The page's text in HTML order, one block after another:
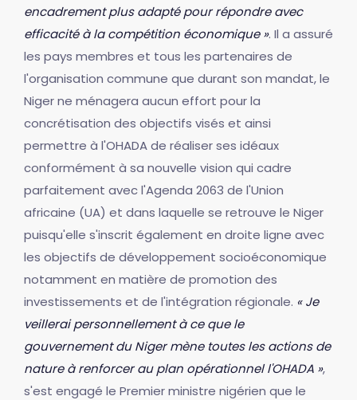
encadrement plus adapté pour répondre avec
efficacité à la compétition économique ». Il a assuré
les pays membres et tous les partenaires de
l'organisation commune que durant son mandat, le
Niger ne ménagera aucun effort pour la
concrétisation des objectifs visés et ainsi
permettre à l'OHADA de réaliser ses idéaux
conformément à sa nouvelle vision qui cadre
parfaitement avec l'Agenda 2063 de l'Union
africaine (UA) et dans laquelle se retrouve le Niger
puisqu'elle s'inscrit également en droite ligne avec
les objectifs de développement socioéconomique
notamment en matière de promotion des
investissements et de l'intégration régionale. « Je
veillerai personnellement à ce que le
gouvernement du Niger mène toutes les actions de
nature à renforcer au plan opérationnel l'OHADA »,
s'est engagé le Premier ministre nigérien que le